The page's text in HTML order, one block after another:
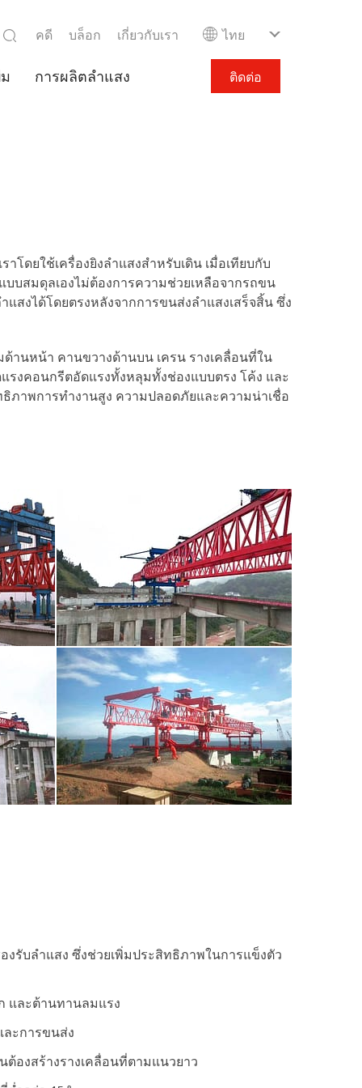
ไทย
คดี บล็อก เกี่ยวกับเรา
การผลิตลำแสง ติดต่อ
ดยใช้เครื่องยิงลำแสงสำหรับเดิน เมื่อเทียบกับ
บบสมดุลเองไม่ต้องการความช่วยเหลือจากรถขน
สงได้โดยตรงหลังจากการขนส่งลำแสงเสร็จสิ้น ซึ่ง
านหน้า คานขวางด้านบน เครน รางเคลื่อนที่ใน
งคอนกรีตอัดแรงทั้งหลุมทั้งช่องแบบตรง โค้ง และ
ภาพการทำงานสูง ความปลอดภัยและความน่าเชื่อ
งรับลำแสง ซึ่งช่วยเพิ่มประสิทธิภาพในการแข็งตัว
และต้านทานลมแรง
ละการขนส่ง
ต้องสร้างรางเคลื่อนที่ตามแนวยาว